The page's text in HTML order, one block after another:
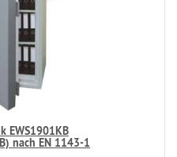
EWS1901KB
nach EN 1143-1